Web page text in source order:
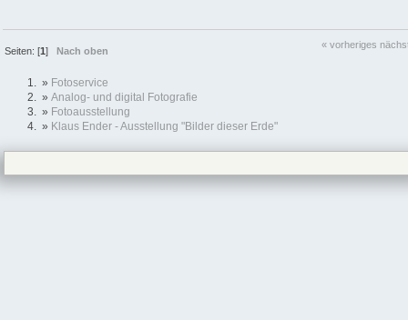
Seiten: [1]Nach oben
« vorheriges
» Fotoservice
» Analog- und digital Fotografie
» Fotoausstellung
» Klaus Ender - Ausstellung "Bilder dieser Erde"